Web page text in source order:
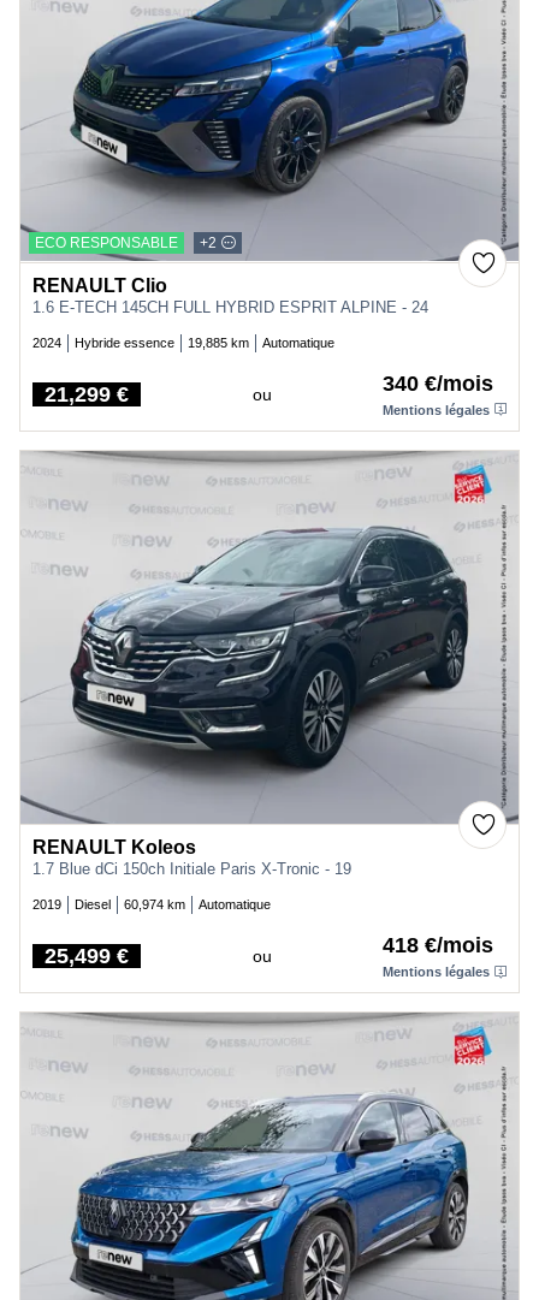
ECO RESPONSABLE +2
RENAULT Clio
1.6 E-TECH 145CH FULL HYBRID ESPRIT ALPINE - 24
2024 Hybride essence 19,885 km Automatique
Price
21,299 € ou 340 €/mois
Mentions légales
RENAULT Koleos
1.7 Blue dCi 150ch Initiale Paris X-Tronic - 19
2019 Diesel 60,974 km Automatique
Price
25,499 € ou 418 €/mois
Mentions légales